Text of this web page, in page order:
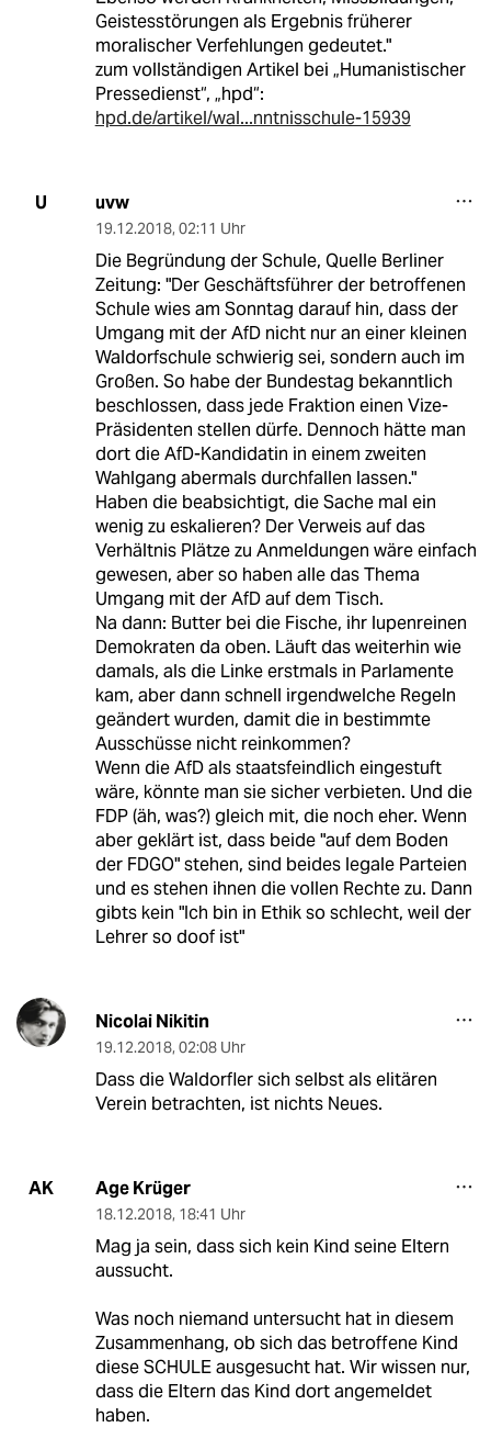
Geistesstörungen als Ergebnis früherer
moralischer Verfehlungen gedeutet."
zum vollständigen Artikel bei „Humanistischer
Pressedienst“, „hpd“:
hpd.de/artikel/wal...nntnisschule-15939
U uvw
19.12.2018, 02:11 Uhr
Die Begründung der Schule, Quelle Berliner
Zeitung: "Der Geschäftsführer der betroffenen
Schule wies am Sonntag darauf hin, dass der
Umgang mit der AfD nicht nur an einer kleinen
Waldorfschule schwierig sei, sondern auch im
Großen. So habe der Bundestag bekanntlich
beschlossen, dass jede Fraktion einen Vize-
Präsidenten stellen dürfe. Dennoch hätte man
dort die AfD-Kandidatin in einem zweiten
Wahlgang abermals durchfallen lassen."
Haben die beabsichtigt, die Sache mal ein
wenig zu eskalieren? Der Verweis auf das
Verhältnis Plätze zu Anmeldungen wäre einfach
gewesen, aber so haben alle das Thema
Umgang mit der AfD auf dem Tisch.
Na dann: Butter bei die Fische, ihr lupenreinen
Demokraten da oben. Läuft das weiterhin wie
damals, als die Linke erstmals in Parlamente
kam, aber dann schnell irgendwelche Regeln
geändert wurden, damit die in bestimmte
Ausschüsse nicht reinkommen?
Wenn die AfD als staatsfeindlich eingestuft
wäre, könnte man sie sicher verbieten. Und die
FDP (äh, was?) gleich mit, die noch eher. Wenn
aber geklärt ist, dass beide "auf dem Boden
der FDGO" stehen, sind beides legale Parteien
und es stehen ihnen die vollen Rechte zu. Dann
gibts kein "Ich bin in Ethik so schlecht, weil der
Lehrer so doof ist"
Nicolai Nikitin
19.12.2018, 02:08 Uhr
Dass die Waldorfler sich selbst als elitären
Verein betrachten, ist nichts Neues.
AK Age Krüger
18.12.2018, 18:41 Uhr
Mag ja sein, dass sich kein Kind seine Eltern
aussucht.
Was noch niemand untersucht hat in diesem
Zusammenhang, ob sich das betroffene Kind
diese SCHULE ausgesucht hat. Wir wissen nur,
dass die Eltern das Kind dort angemeldet
haben.